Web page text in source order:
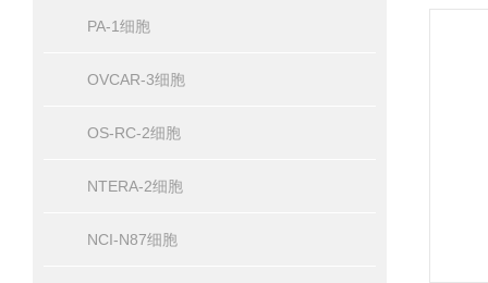
PA-1细胞
OVCAR-3细胞
OS-RC-2细胞
NTERA-2细胞
NCI-N87细胞